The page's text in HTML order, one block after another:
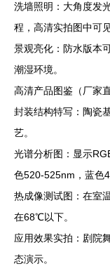
洗墙照明：大角度发
程，高清实拍图中可
景观亮化：防水版本
潮湿环境。
高清产品图鉴（厂家
封装结构特写：陶瓷
艺。
光谱分析图：显示
色520-525nm，蓝色
热成像测试图：在室
在68℃以下。
应用效果实拍：剧院
态演示。